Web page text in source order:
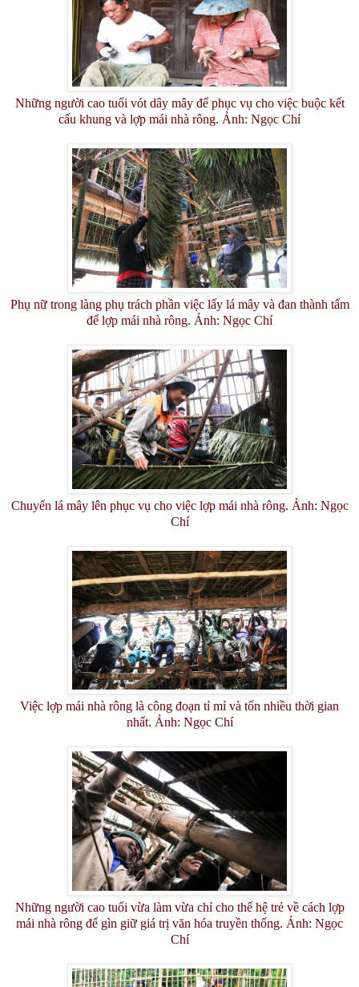
Những người cao tuổi vót dây mây để phục vụ cho việc buộc kết
cấu khung và lợp mái nhà rông. Ảnh: Ngọc Chí
Phụ nữ trong làng phụ trách phần việc lấy lá mây và đan thành tấm
để lợp mái nhà rông. Ảnh: Ngọc Chí
Chuyển lá mây lên phục vụ cho việc lợp mái nhà rông. Ảnh: Ngọc
Chí
Việc lợp mái nhà rông là công đoạn tỉ mỉ và tốn nhiều thời gian
nhất. Ảnh: Ngọc Chí
Những người cao tuổi vừa làm vừa chỉ cho thế hệ trẻ về cách lợp
mái nhà rông để gìn giữ giá trị văn hóa truyền thống. Ảnh: Ngọc
Chí